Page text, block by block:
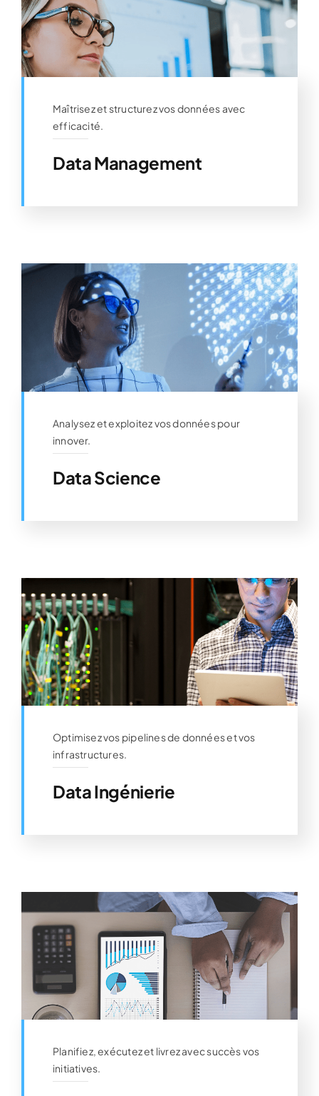
Maîtrisez et structurez vos données avec
efficacité.
Data Management
Analysez et exploitez vos données pour
innover.
Data Science
Optimisez vos pipelines de données et vos
infrastructures.
Data Ingénierie
Planifiez, exécutez et livrez avec succès vos
initiatives.